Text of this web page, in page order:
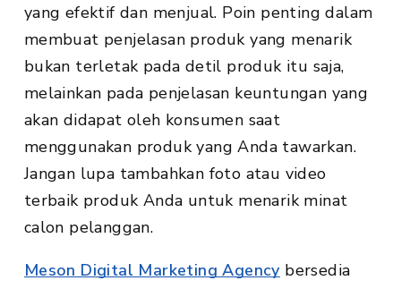
yang efektif dan menjual. Poin penting dalam
membuat penjelasan produk yang menarik
bukan terletak pada detil produk itu saja,
melainkan pada penjelasan keuntungan yang
akan didapat oleh konsumen saat
menggunakan produk yang Anda tawarkan.
Jangan lupa tambahkan foto atau video
terbaik produk Anda untuk menarik minat
calon pelanggan.
Meson Digital Marketing Agencybersedia